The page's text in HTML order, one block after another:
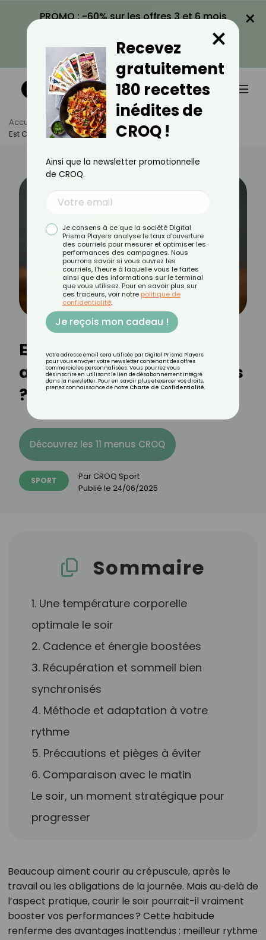
PROMO : -60% sur les offres 3 et 6 mois
VOIR LA PROMO
×
Accueil Actus
Sport
Est Ce Que Courir Le Soir Améliore Les Performances ?
Est ce que courir le soir
améliore les performances
?
Découvrez les 11 menus CROQ
SPORT Par CROQ Sport
Publié le 24/06/2025
Sommaire
1. Une température corporelle
optimale le soir
2. Cadence et énergie boostées
3. Récupération et sommeil bien
synchronisés
4. Méthode et adaptation à votre
rythme
5. Précautions et pièges à éviter
6. Comparaison avec le matin
Le soir, un moment stratégique pour
progresser
Beaucoup aiment courir au crépuscule, après le
travail ou les obligations de la journée. Mais au‑delà de
l’aspect pratique, courir le soir pourrait-il vraiment
booster vos performances ? Cette habitude
renferme des avantages inattendus : meilleur rythme
Recevez
gratuitement
180 recettes
inédites de
CROQ !
×
Ainsi que la newsletter promotionnelle
de CROQ.
Je consens à ce que la société Digital
Prisma Players analyse le taux d'ouverture
des courriels pour mesurer et optimiser les
performances des campagnes. Nous
pourrons savoir si vous ouvrez les
courriels, l'heure à laquelle vous le faites
ainsi que des informations sur le terminal
que vous utilisez. Pour en savoir plus sur
ces traceurs, voir notre politique de
confidentialité.
Je reçois mon cadeau !
Votre adresse email sera utilisée par Digital Prisma Players
pour vous envoyer votre newsletter contenant des offres
commerciales personnalisées. Vous pourrez vous
désinscrire en utilisant le lien de désabonnement intégré
dans la newsletter. Pour en savoir plus et exercer vos droits,
prenez connaissance de notre Charte de Confidentialité.